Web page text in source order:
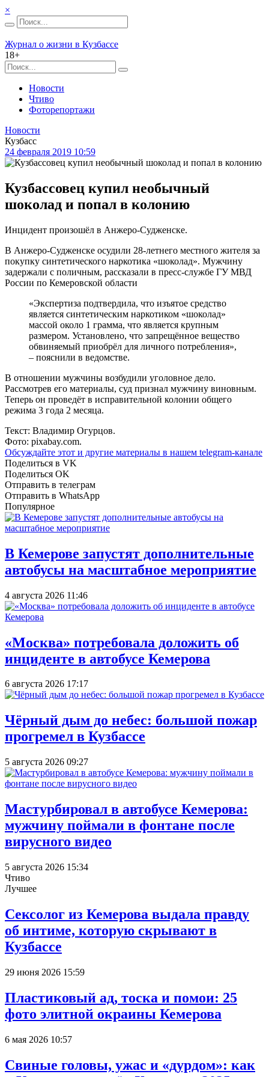
×
Журнал о жизни в Кузбассе
18+
Новости
Чтиво
Фоторепортажи
Новости
Кузбасс
24 февраля 2019 10:59
Кузбассовец купил необычный
шоколад и попал в колонию
Инцидент произошёл в Анжеро-Судженске.
В Анжеро-Судженске осудили 28-летнего местного жителя за
покупку синтетического наркотика «шоколад». Мужчину
задержали с поличным, рассказали в пресс-службе ГУ МВД
России по Кемеровской области
«Экспертиза подтвердила, что изъятое средство
является синтетическим наркотиком «шоколад»
массой около 1 грамма, что является крупным
размером. Установлено, что запрещённое вещество
обвиняемый приобрёл для личного потребления»,
– пояснили в ведомстве.
В отношении мужчины возбудили уголовное дело.
Рассмотрев его материалы, суд признал мужчину виновным.
Теперь он проведёт в исправительной колонии общего
режима 3 года 2 месяца.
Текст: Владимир Огурцов.
Фото: pixabay.com.
Обсуждайте этот и другие материалы в нашем telegram-канале
Поделиться в VK
Поделиться OK
Отправить в телеграм
Отправить в WhatsApp
Популярное
В Кемерове запустят дополнительные
автобусы на масштабное мероприятие
4 августа 2026 11:46
«Москва» потребовала доложить об
инциденте в автобусе Кемерова
6 августа 2026 17:17
Чёрный дым до небес: большой пожар
прогремел в Кузбассе
5 августа 2026 09:27
Мастурбировал в автобусе Кемерова:
мужчину поймали в фонтане после
вирусного видео
5 августа 2026 15:34
Чтиво
Лучшее
Сексолог из Кемерова выдала правду
об интиме, которую скрывают в
Кузбассе
29 июня 2026 15:59
Пластиковый ад, тоска и помои: 25
фото элитной окраины Кемерова
6 мая 2026 10:57
Свиные головы, ужас и «дурдом»: как